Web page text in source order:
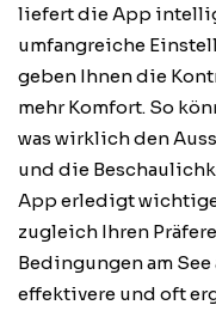
liefert die App
umfangreiche
geben Ihnen die
mehr Komfort. So
was wirklich den
und die
App erledigt
zugleich Ihren
Bedingungen am
effektivere und oft